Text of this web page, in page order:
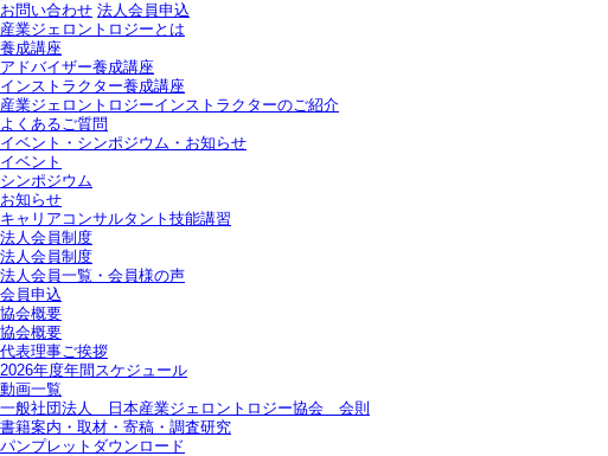
お問い合わせ 法人会員申込
産業ジェロントロジーとは
養成講座
アドバイザー養成講座
インストラクター養成講座
産業ジェロントロジーインストラクターのご紹介
よくあるご質問
イベント・シンポジウム・お知らせ
イベント
シンポジウム
お知らせ
キャリアコンサルタント技能講習
法人会員制度
法人会員制度
法人会員一覧・会員様の声
会員申込
協会概要
協会概要
代表理事ご挨拶
2026年度年間スケジュール
動画一覧
一般社団法人 日本産業ジェロントロジー協会 会則
書籍案内・取材・寄稿・調査研究
パンプレットダウンロード